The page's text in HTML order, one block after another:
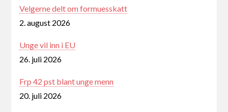
Velgerne delt om formuesskatt
2. august 2026
Unge vil inn i EU
26. juli 2026
Frp 42 pst blant unge menn
20. juli 2026